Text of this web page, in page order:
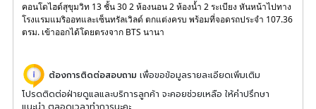
คอนโดไฮด์สุขุมวิท 13 ชั้น 30 2 ห้องนอน 2 ห้องน้ำ 2 ระเบียง หันหน้าไปทาง
โรงแรมแมริออทและเซ็นทรัลเวิลด์ ตกแต่งครบ พร้อมที่จอดรถประจำ 107.36
ตรม. เข้าออกได้โดยตรงจาก BTS นานา
ต้องการติดต่อสอบถาม เพื่อขอข้อมูลรายละเอียดเพิ่มเติม
โปรดติดต่อฝ่ายดูแลและบริการลูกค้า จะคอยช่วยเหลือ ให้คำปรึกษา